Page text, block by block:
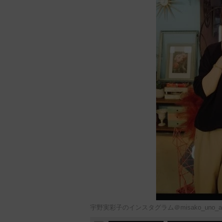
宇野実彩子のインスタグラム＠